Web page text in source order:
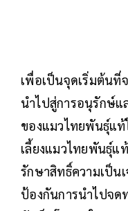
เพื่อเป็นจุดเริ่มต้น
นำไปสู่การอนุรักษ์
ของแมวไทยพันธุ์แท้
เลี้ยงแมวไทยพันธุ์แ
รักษาสิทธิ์ความเป็น
ป้องกันการนำไปจด